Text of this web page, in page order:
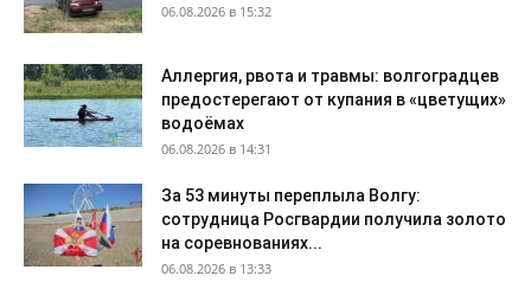
06.08.2026 в 15:32
Аллергия, рвота и травмы: волгоградцев
предостерегают от купания в «цветущих»
водоёмах
06.08.2026 в 14:31
За 53 минуты переплыла Волгу:
сотрудница Росгвардии получила золото
на соревнованиях...
06.08.2026 в 13:33